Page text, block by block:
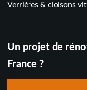
Verrières & cloisons
Un projet de
France ?